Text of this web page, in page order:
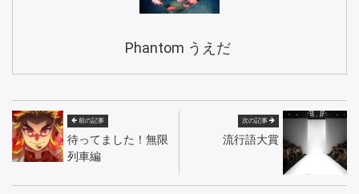
Phantom うえだ
前の記事
待ってました！無限
列車編
次の記事
流行語大賞